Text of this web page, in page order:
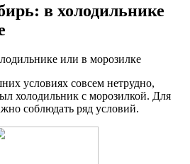
в холодильнике
или в морозилке
условиях совсем нетрудно,
холодильник с морозилкой. Для
соблюдать ряд условий.